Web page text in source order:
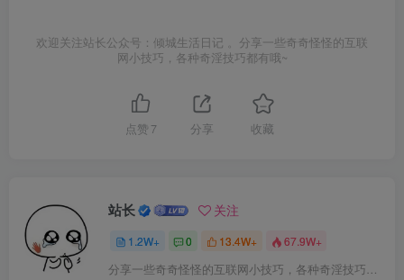
欢迎关注站长公众号：倾城生活日记 。分享一些奇奇怪怪的互联
网小技巧，各种奇淫技巧都有哦~
点赞 7 分享 收藏
站长 关注
1.2W+ 0 13.4W+ 67.9W+
分享一些奇奇怪怪的互联网小技巧，各种奇淫技巧都在本站。